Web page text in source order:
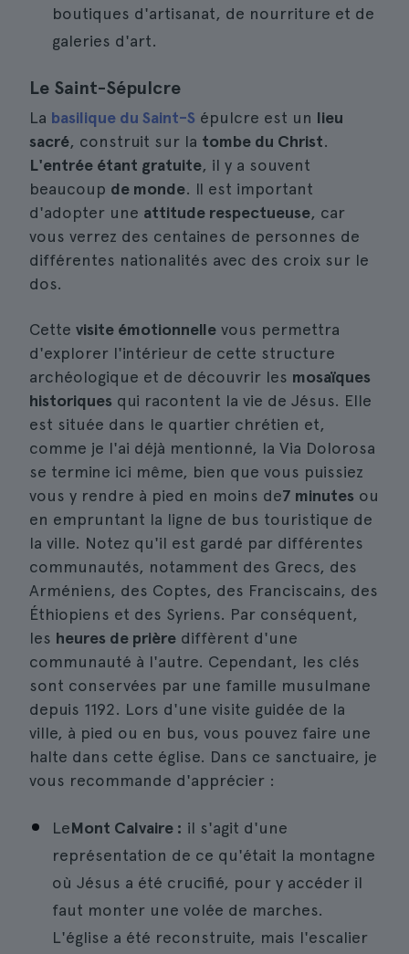
boutiques d'artisanat, de nourriture et de
galeries d'art.
Le Saint-Sépulcre
La basilique du Saint-S épulcre est un lieu
sacré, construit sur la tombe du Christ.
L'entrée étant gratuite, il y a souvent
beaucoup de monde. Il est important
d'adopter une attitude respectueuse, car
vous verrez des centaines de personnes de
différentes nationalités avec des croix sur le
dos.
Cette visite émotionnelle vous permettra
d'explorer l'intérieur de cette structure
archéologique et de découvrir les mosaïques
historiques qui racontent la vie de Jésus. Elle
est située dans le quartier chrétien et,
comme je l'ai déjà mentionné, la Via Dolorosa
se termine ici même, bien que vous puissiez
vous y rendre à pied en moins de7 minutes ou
en empruntant la ligne de bus touristique de
la ville. Notez qu'il est gardé par différentes
communautés, notamment des Grecs, des
Arméniens, des Coptes, des Franciscains, des
Éthiopiens et des Syriens. Par conséquent,
les heures de prière diffèrent d'une
communauté à l'autre. Cependant, les clés
sont conservées par une famille musulmane
depuis 1192. Lors d'une visite guidée de la
ville, à pied ou en bus, vous pouvez faire une
halte dans cette église. Dans ce sanctuaire, je
vous recommande d'apprécier :
LeMont Calvaire : il s'agit d'une
représentation de ce qu'était la montagne
où Jésus a été crucifié, pour y accéder il
faut monter une volée de marches.
L'église a été reconstruite, mais l'escalier